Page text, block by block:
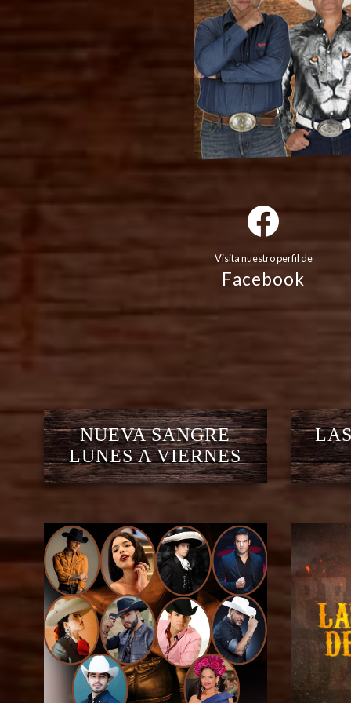
Visita nuestro perfil de
Facebook
NUEVA SANGRE
LUNES A VIERNES